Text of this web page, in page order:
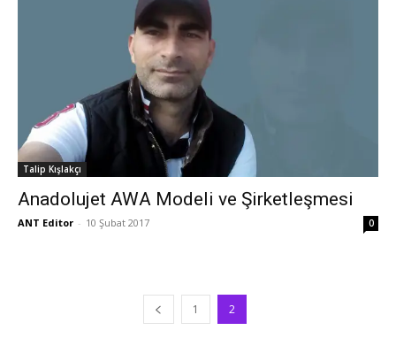
Talip Kışlakçı
Anadolujet AWA Modeli ve Şirketleşmesi
ANT Editor - 10 Şubat 2017 0
1 2